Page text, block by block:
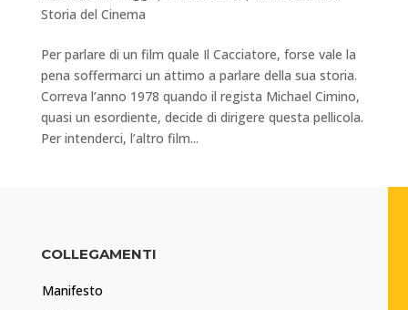
Storia del Cinema
Per parlare di un film quale Il Cacciatore, forse vale la
pena soffermarci un attimo a parlare della sua storia.
Correva l’anno 1978 quando il regista Michael Cimino,
quasi un esordiente, decide di dirigere questa pellicola.
Per intenderci, l’altro film...
COLLEGAMENTI
Manifesto